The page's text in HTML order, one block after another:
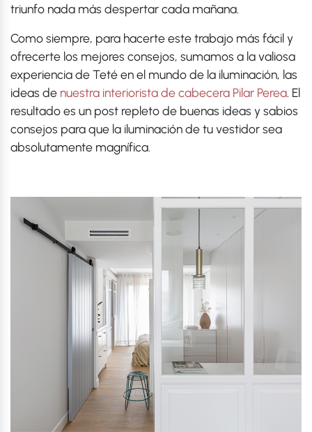
triunfo nada más despertar cada mañana.
Como siempre, para hacerte este trabajo más fácil y
ofrecerte los mejores consejos, sumamos a la valiosa
experiencia de Teté en el mundo de la iluminación, las
ideas de nuestra interiorista de cabecera Pilar Perea . El
resultado es un post repleto de buenas ideas y sabios
consejos para que la iluminación de tu vestidor sea
absolutamente magnífica.